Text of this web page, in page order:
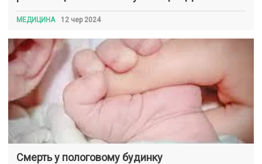
МЕДИЦИНА 12 чер 2024
Смерть у пологовому будинку